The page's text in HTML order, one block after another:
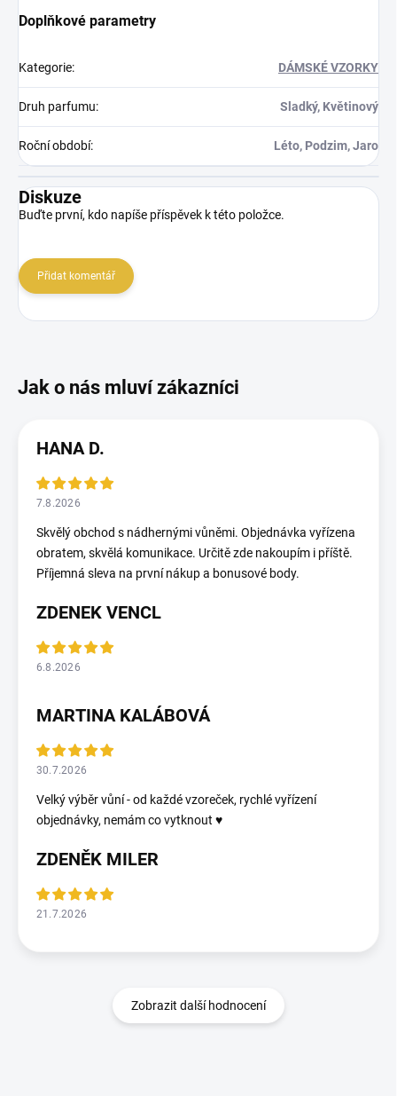
Doplňkové parametry
Kategorie: DÁMSKÉ VZORKY
Druh parfumu: Sladký, Květinový
Roční období: Léto, Podzim, Jaro
Diskuze
Buďte první, kdo napíše příspěvek k této položce.
Přidat komentář
HANA D.
7.8.2026
Skvělý obchod s nádhernými vůněmi. Objednávka vyřízena
obratem, skvělá komunikace. Určitě zde nakoupím i příště.
Příjemná sleva na první nákup a bonusové body.
ZDENEK VENCL
6.8.2026
MARTINA KALÁBOVÁ
30.7.2026
Velký výběr vůní - od každé vzoreček, rychlé vyřízení
objednávky, nemám co vytknout ♥️
ZDENĚK MILER
21.7.2026
Zobrazit další hodnocení